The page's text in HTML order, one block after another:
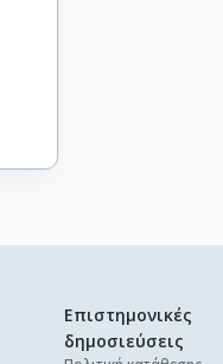
Επιστημονικές
δημοσιεύσεις